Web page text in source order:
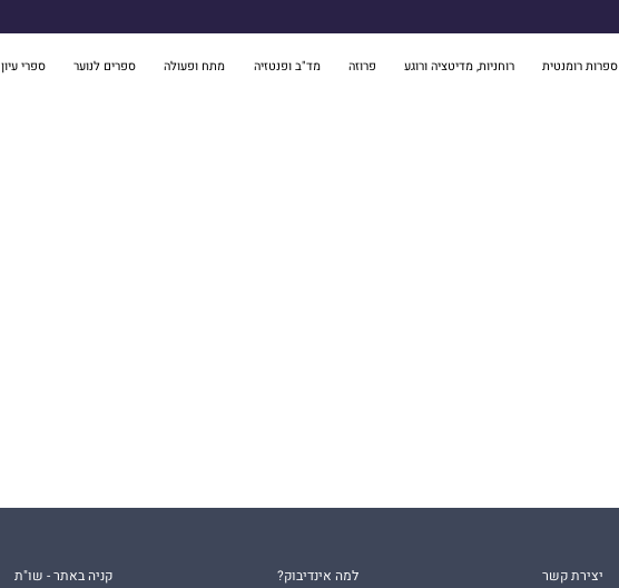
ספרות רומנטית רוחניות, מדיטציה ורוגע פרוזה מד"ב ופנטזיה מתח ופעולה ספרים לנוער ספרי עיון
יצירת קשר
למה אינדיבוק?
קניה באתר - שו"ת